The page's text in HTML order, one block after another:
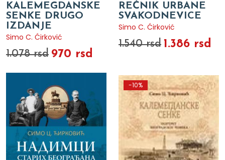
KALEMEGDANSKE
SENKE DRUGO
IZDANJE
Simo C. Ćirković
1.078 rsd 970 rsd
REČNIK URBANE
SVAKODNEVICE
Simo C. Ćirković
1.540 rsd 1.386 rsd
-10%